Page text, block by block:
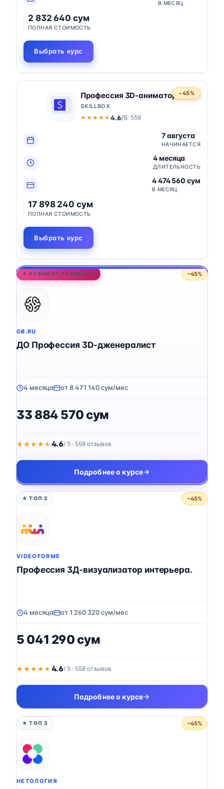
В МЕСЯЦ
2 832 640 сум
ПОЛНАЯ СТОИМОСТЬ
Выбрать курс
−45%
Профессия 3D-аниматор
SKILLBOX
★★★★★
★★★★★4.6/5· 558
7 августа
НАЧИНАЕТСЯ
4 месяца
ДЛИТЕЛЬНОСТЬ
4 474 560 сум
В МЕСЯЦ
17 898 240 сум
ПОЛНАЯ СТОИМОСТЬ
Выбрать курс
★ #1 ВЫБОР РЕДАКЦИИ −45%
GB.RU
ДО Профессия 3D-дженералист
4 месяца от 8 471 140 сум/мес
33 884 570 сум
★★★★★
★★★★★ 4.6/ 5 · 558 отзывов
Подробнее о курсе
★ ТОП 2 −45%
VIDEOFORME
Профессия 3Д-визуализатор интерьера.
4 месяца от 1 260 320 сум/мес
5 041 290 сум
★★★★★
★★★★★ 4.6/ 5 · 558 отзывов
Подробнее о курсе
★ ТОП 3 −45%
НЕТОЛОГИЯ